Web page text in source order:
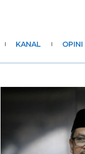
KANAL OPINI